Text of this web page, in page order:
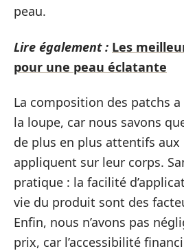
peau.
Lire également : Les
pour une peau éclatante
La composition des patchs
la loupe, car nous savons
de plus en plus attentifs aux
appliquent sur leur corps.
pratique : la facilité
vie du produit sont des
Enfin, nous n’avons pas
prix, car l’accessibilité